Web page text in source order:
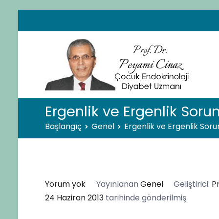
geç
Ergenlik ve Ergenlik
Başlangıç Genel Ergenlik ve Ergenlik
Yorum yokErgenlik
ve
YayınlananGenel Geliştirici:
24 Haziran 2013 tarihinde gönderilmiş